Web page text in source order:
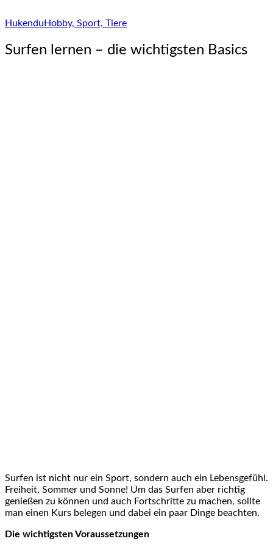
Hukendu Hobby, Sport, Tiere
Surfen lernen – die wichtigsten Basics
Surfen ist nicht nur ein Sport, sondern auch ein Lebensgefühl.
Freiheit, Sommer und Sonne! Um das Surfen aber richtig
genießen zu können und auch Fortschritte zu machen, sollte
man einen Kurs belegen und dabei ein paar Dinge beachten.
Die wichtigsten Voraussetzungen